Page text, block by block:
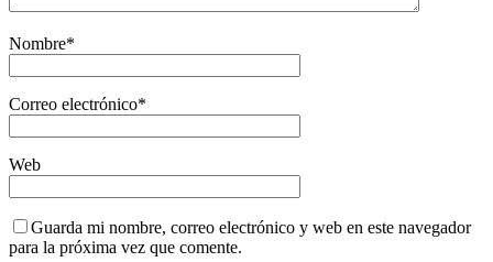
Nombre*
Correo electrónico*
Web
Guarda mi nombre, correo electrónico y web en este navegador
para la próxima vez que comente.